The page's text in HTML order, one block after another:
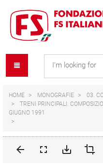
content
navigation
menu
HOME MONOGRAFIE
03.
TRENI PRINCIPALI.
GIUGNO 1991